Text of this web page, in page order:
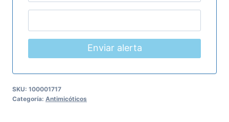
Enviar alerta
SKU: 100001717
Categoría: Antimicóticos